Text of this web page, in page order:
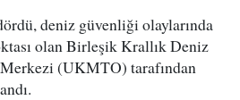
deniz güvenliği olaylarında
olan Birleşik Krallık Deniz
(UKMTO) tarafından